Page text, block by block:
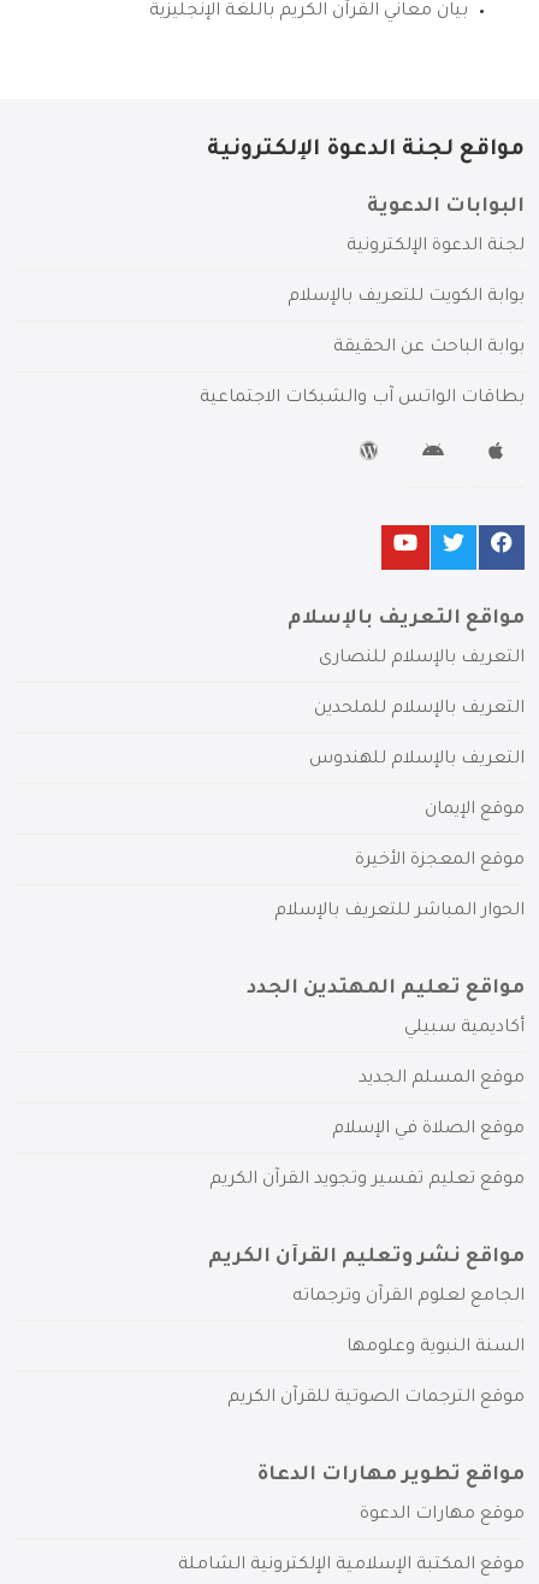
بيان معاني القرآن الكريم باللغة الإنجليزية
مواقع لجنة الدعوة الإلكترونية
البوابات الدعوية
لجنة الدعوة الإلكترونية
بوابة الكويت للتعريف بالإسلام
بوابة الباحث عن الحقيقة
بطاقات الواتس آب والشبكات الاجتماعية
مواقع التعريف بالإسلام
التعريف بالإسلام للنصارى
التعريف بالإسلام للملحدين
التعريف بالإسلام للهندوس
موقع الإيمان
موقع المعجزة الأخيرة
الحوار المباشر للتعريف بالإسلام
مواقع تعليم المهتدين الجدد
أكاديمية سبيلي
موقع المسلم الجديد
موقع الصلاة في الإسلام
موقع تعليم تفسير وتجويد القرآن الكريم
مواقع نشر وتعليم القرآن الكريم
الجامع لعلوم القرآن وترجماته
السنة النبوية وعلومها
موقع الترجمات الصوتية للقرآن الكريم
مواقع تطوير مهارات الدعاة
موقع مهارات الدعوة
موقع المكتبة الإسلامية الإلكترونية الشاملة